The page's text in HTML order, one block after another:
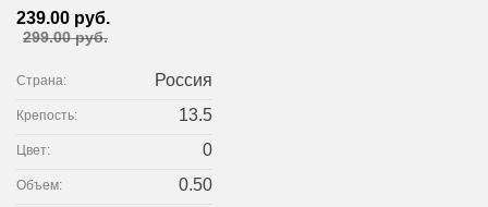
239.00 руб.
299.00 руб.
Страна: Россия
Крепость: 13.5
Цвет: 0
Объем: 0.50